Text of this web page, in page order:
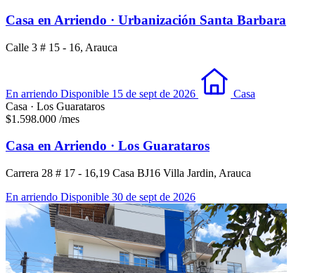
Casa en Arriendo · Urbanización Santa Barbara
Calle 3 # 15 - 16, Arauca
En arriendo Disponible 15 de sept de 2026
Casa
Casa · Los Guarataros
$1.598.000 /mes
Casa en Arriendo · Los Guarataros
Carrera 28 # 17 - 16,19 Casa BJ16 Villa Jardin, Arauca
En arriendo Disponible 30 de sept de 2026